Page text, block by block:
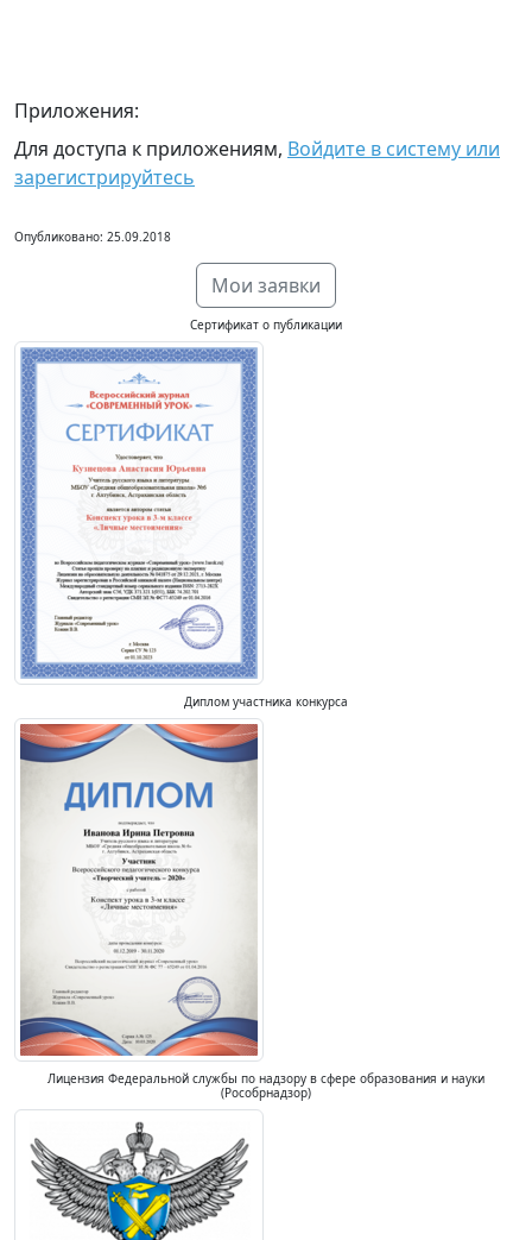
Приложения:
Для доступа к приложениям, Войдите в систему или
зарегистрируйтесь
Опубликовано: 25.09.2018
Мои заявки
Сертификат о публикации
Диплом участника конкурса
Лицензия Федеральной службы по надзору в сфере образования и науки
(Рособрнадзор)